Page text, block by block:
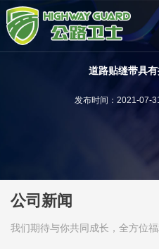
道路贴缝带具
发布时间：2021-
公司新闻
我们期待与你共同成长，全方位